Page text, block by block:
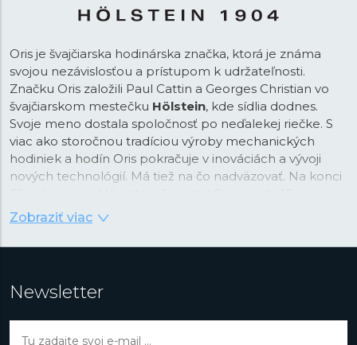
Oris je švajčiarska hodinárska značka, ktorá je známa
svojou nezávislosťou a prístupom k udržateľnosti.
Značku Oris založili Paul Cattin a Georges Christian vo
švajčiarskom mestečku Hölstein, kde sídlia dodnes.
Svoje meno dostala spoločnosť po neďalekej riečke. S
viac ako storočnou tradíciou výroby mechanických
hodiniek a hodín Oris pokračuje v inováciách a vývoji
nových technológií. Má tiež na čo nadväzovať. Na konci
najväčších hodinárskych značiek. Zamestnával 800 ľudí
a ročná produkcia hodín a hodiniek dosahovala 1,2
milióna kusov.
mechanické hodinky s ručným
Zobraziť viac
Newsletter